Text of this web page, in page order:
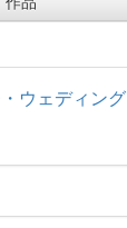
ウェディング